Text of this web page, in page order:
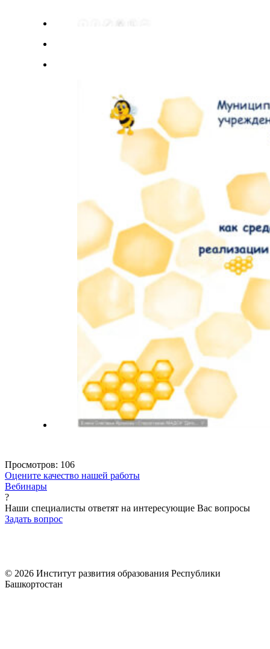
Просмотров: 106
Оцените качество нашей работы
Вебинары
?
Наши специалисты ответят на интересующие Вас вопросы
Задать вопрос
© 2026 Институт развития образования Республики
Башкортостан